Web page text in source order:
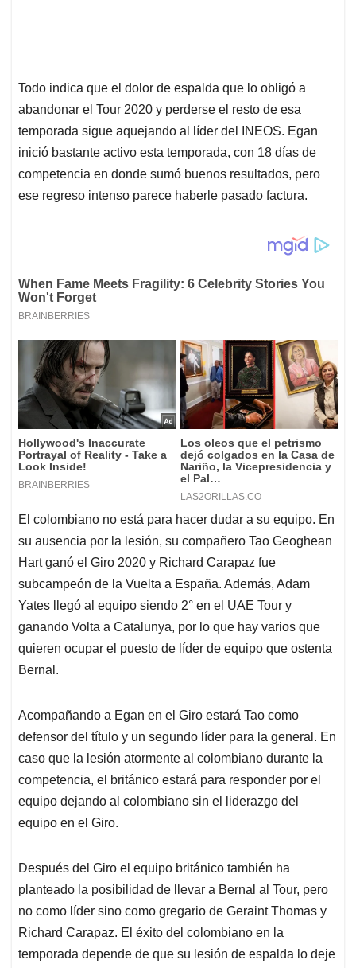
Todo indica que el dolor de espalda que lo obligó a
abandonar el Tour 2020 y perderse el resto de esa
temporada sigue aquejando al líder del INEOS. Egan
inició bastante activo esta temporada, con 18 días de
competencia en donde sumó buenos resultados, pero
ese regreso intenso parece haberle pasado factura.
El colombiano no está para hacer dudar a su equipo. En
su ausencia por la lesión, su compañero Tao Geoghean
Hart ganó el Giro 2020 y Richard Carapaz fue
subcampeón de la Vuelta a España. Además, Adam
Yates llegó al equipo siendo 2° en el UAE Tour y
ganando Volta a Catalunya, por lo que hay varios que
quieren ocupar el puesto de líder de equipo que ostenta
Bernal.
Acompañando a Egan en el Giro estará Tao como
defensor del título y un segundo líder para la general. En
caso que la lesión atormente al colombiano durante la
competencia, el británico estará para responder por el
equipo dejando al colombiano sin el liderazgo del
equipo en el Giro.
Después del Giro el equipo británico también ha
planteado la posibilidad de llevar a Bernal al Tour, pero
no como líder sino como gregario de Geraint Thomas y
Richard Carapaz. El éxito del colombiano en la
temporada depende de que su lesión de espalda lo deje